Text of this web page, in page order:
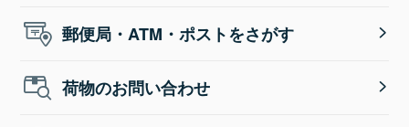
郵便局・ATM・ポストをさがす
荷物のお問い合わせ